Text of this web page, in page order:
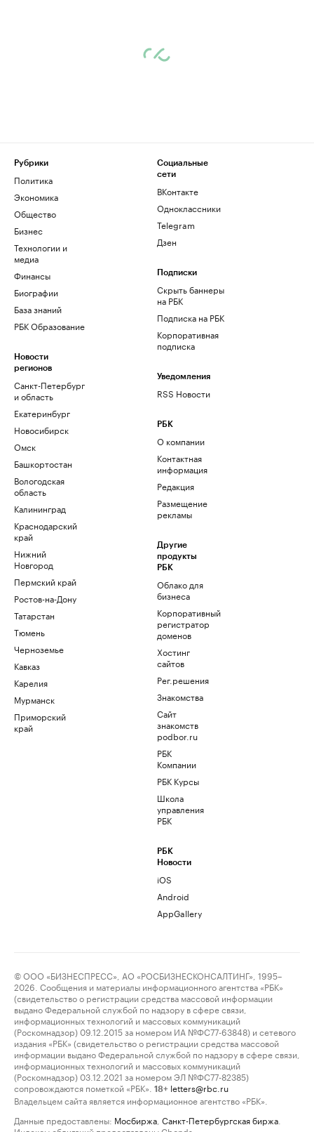
Рубрики
Политика
Экономика
Общество
Бизнес
Технологии и
медиа
Финансы
Биографии
База знаний
РБК Образование
Новости
регионов
Санкт-Петербург
и область
Екатеринбург
Новосибирск
Омск
Башкортостан
Вологодская
область
Калининград
Краснодарский
край
Нижний
Новгород
Пермский край
Ростов-на-Дону
Татарстан
Тюмень
Черноземье
Кавказ
Карелия
Мурманск
Приморский
край
Социальные
сети
ВКонтакте
Одноклассники
Telegram
Дзен
Подписки
Скрыть баннеры
на РБК
Подписка на РБК
Корпоративная
подписка
Уведомления
RSS Новости
РБК
О компании
Контактная
информация
Редакция
Размещение
рекламы
Другие
продукты
РБК
Облако для
бизнеса
Корпоративный
регистратор
доменов
Хостинг
сайтов
Рег.решения
Знакомства
Сайт
знакомств
podbor.ru
РБК
Компании
РБК Курсы
Школа
управления
РБК
РБК
Новости
iOS
Android
AppGallery
© ООО «БИЗНЕСПРЕСС», АО «РОСБИЗНЕСКОНСАЛТИНГ», 1995–
2026. Сообщения и материалы информационного агентства «РБК»
(свидетельство о регистрации средства массовой информации
выдано Федеральной службой по надзору в сфере связи,
информационных технологий и массовых коммуникаций
(Роскомнадзор) 09.12.2015 за номером ИА №ФС77-63848) и сетевого
издания «РБК» (свидетельство о регистрации средства массовой
информации выдано Федеральной службой по надзору в сфере связи,
информационных технологий и массовых коммуникаций
(Роскомнадзор) 03.12.2021 за номером ЭЛ №ФС77-82385)
сопровождаются пометкой «РБК».
18+ letters@rbc.ru
Владельцем сайта является информационное агентство «РБК».
Данные предоставлены: Мосбиржа Санкт-Петербургская биржа